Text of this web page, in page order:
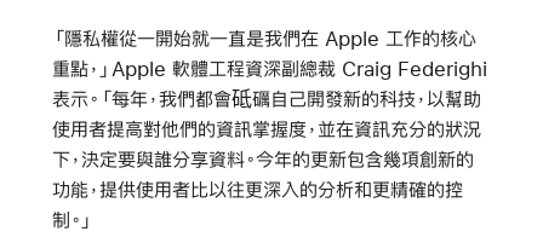
「隱私權從一開始就一直是我們在 Apple 工作的核心
重點，」Apple 軟體工程資深副總裁 Craig Federighi
表示。「每年，我們都會砥礪自己開發新的科技，以幫助
使用者提高對他們的資訊掌握度，並在資訊充分的狀況
下，決定要與誰分享資料。今年的更新包含幾項創新的
功能，提供使用者比以往更深入的分析和更精確的控
制。」